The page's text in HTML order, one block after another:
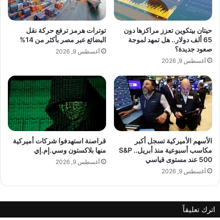
س
ل
ل
س
د
ر
ي
"
i
a
u
s
s
i
n
ت
ع
د
ل
ل
م
ر
ك
حيتان بيتكوين تعزز مراكزها دون
65 ألف دولار.. هل تمهد لموجة
صعود جديدة؟
أغسطس 9, 2026
توترات هرمز ترفع حركة نقل
البضائع عبر مصر بأكثر من 14%
أغسطس 9, 2026
الأسهم الأميركية تسجل أكبر
مكاسب أسبوعية منذ أبريل.. S&P
500 عند مستوى قياسي
أغسطس 9, 2026
قراصنة استهدفوا شركات أميركية
منها بلاكستون وسي.إم.إي
أغسطس 9, 2026
اترك تعليقاً